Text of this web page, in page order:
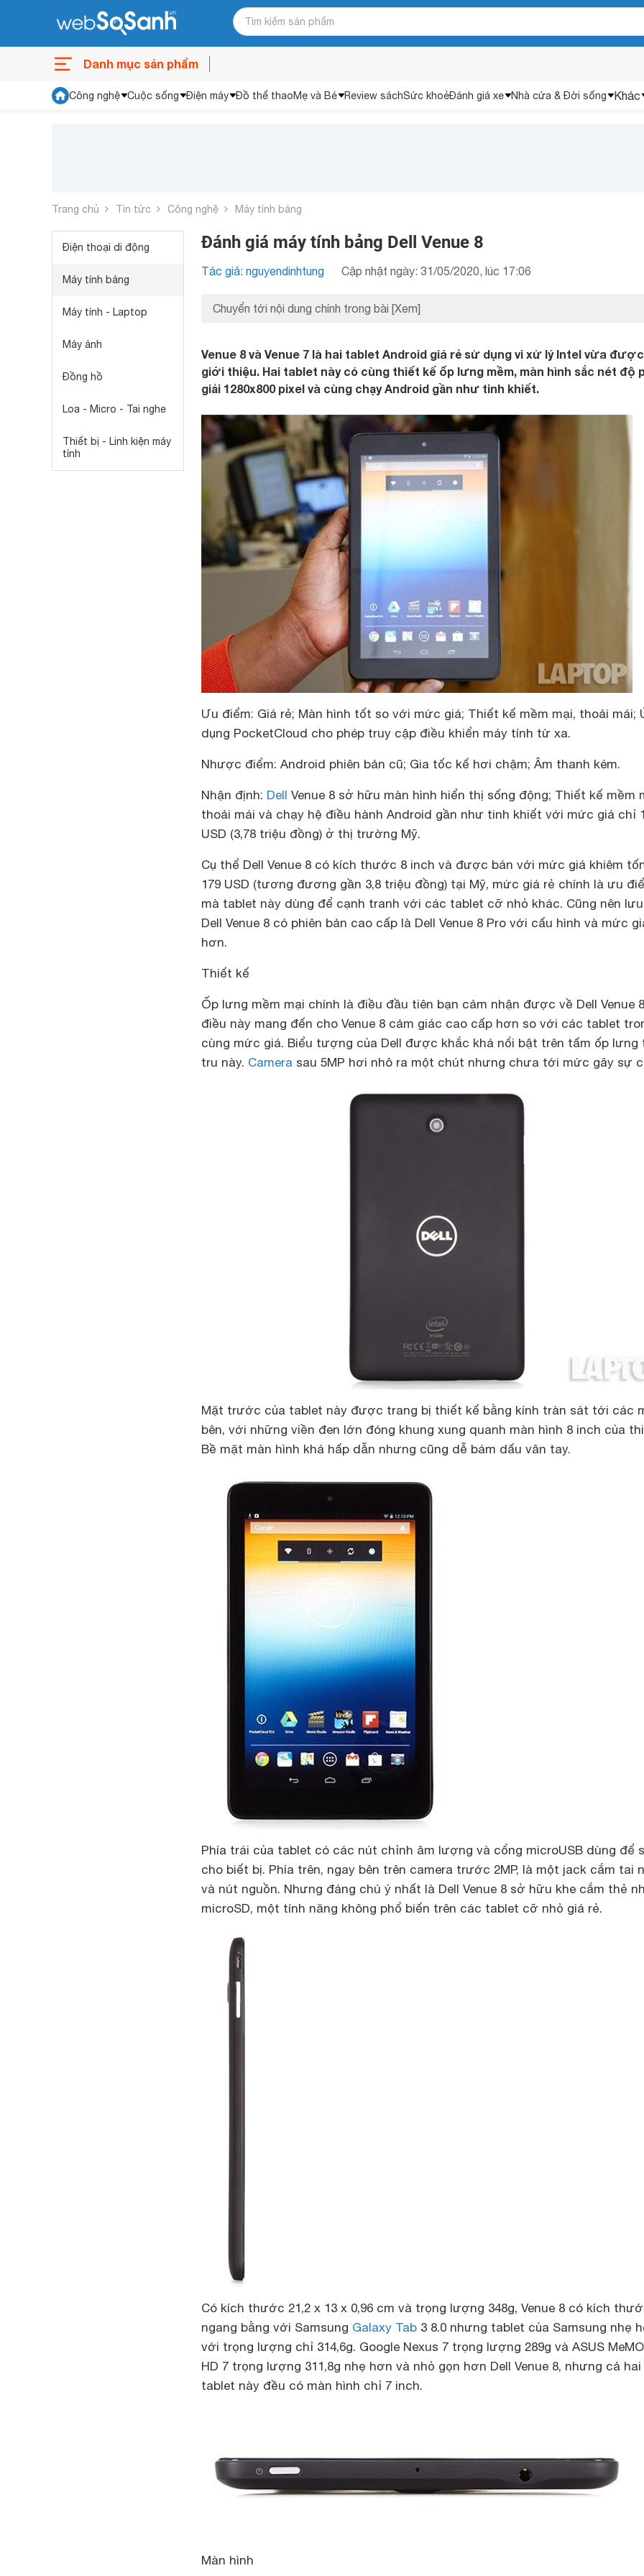
Danh mục sản phẩm
Công nghệ Cuộc sống Điện máy Đồ thể thaoMẹ và Bé Review sáchSức khoẻĐánh giá xe Nhà cửa & Đời sống Khác
Trang chủ Tin tức Công nghệ Máy tính bảng
Điện thoại di động
Máy tính bảng
Máy tính - Laptop
Máy ảnh
Đồng hồ
Loa - Micro - Tai nghe
Thiết bị - Linh kiện máy
tính
Đánh giá máy tính bảng Dell Venue 8
Tác giả: nguyendinhtung Cập nhật ngày: 31/05/2020, lúc 17:06
Chuyển tới nội dung chính trong bài [Xem]
Venue 8 và Venue 7 là hai tablet Android giá rẻ sử dụng vi xử lý Intel vừa
giới thiệu. Hai tablet này có cùng thiết kế ốp lưng mềm, màn hình sắc nét độ
giải 1280x800 pixel và cùng chạy Android gần như tinh khiết.
Ưu điểm: Giá rẻ; Màn hình tốt so với mức giá; Thiết kế mềm mại, thoải mái;
dụng PocketCloud cho phép truy cập điều khiển máy tính từ xa.
Nhược điểm: Android phiên bản cũ; Gia tốc kế hơi chậm; Âm thanh kém.
Nhận định: Dell Venue 8 sở hữu màn hình hiển thị sống động; Thiết kế mềm
thoải mái và chạy hệ điều hành Android gần như tinh khiết với mức giá chỉ
USD (3,78 triệu đồng) ở thị trường Mỹ.
Cụ thể Dell Venue 8 có kích thước 8 inch và được bán với mức giá khiêm
179 USD (tương đương gần 3,8 triệu đồng) tại Mỹ, mức giá rẻ chính là ưu
mà tablet này dùng để cạnh tranh với các tablet cỡ nhỏ khác. Cũng nên
Dell Venue 8 có phiên bản cao cấp là Dell Venue 8 Pro với cấu hình và mức
hơn.
Thiết kế
Ốp lưng mềm mại chính là điều đầu tiên bạn cảm nhận được về Dell Venue
điều này mang đến cho Venue 8 cảm giác cao cấp hơn so với các tablet
cùng mức giá. Biểu tượng của Dell được khắc khá nổi bật trên tấm ốp lưng
tru này. Camera sau 5MP hơi nhô ra một chút nhưng chưa tới mức gây sự
Mặt trước của tablet này được trang bị thiết kế bằng kính tràn sát tới các
bên, với những viền đen lớn đóng khung xung quanh màn hình 8 inch của
Bề mặt màn hình khá hấp dẫn nhưng cũng dễ bám dấu vân tay.
Phía trái của tablet có các nút chỉnh âm lượng và cổng microUSB dùng để
cho biết bị. Phía trên, ngay bên trên camera trước 2MP, là một jack cắm tai
và nút nguồn. Nhưng đáng chú ý nhất là Dell Venue 8 sở hữu khe cắm thẻ
microSD, một tính năng không phổ biến trên các tablet cỡ nhỏ giá rẻ.
Có kích thước 21,2 x 13 x 0,96 cm và trọng lượng 348g, Venue 8 có kích
ngang bằng với Samsung Galaxy Tab 3 8.0 nhưng tablet của Samsung nhẹ
với trọng lượng chỉ 314,6g. Google Nexus 7 trọng lượng 289g và ASUS
HD 7 trọng lượng 311,8g nhẹ hơn và nhỏ gọn hơn Dell Venue 8, nhưng cả hai
tablet này đều có màn hình chỉ 7 inch.
Màn hình